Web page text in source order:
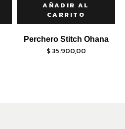
AÑADIR AL
CARRITO
Perchero Stitch Ohana
$35.900,00